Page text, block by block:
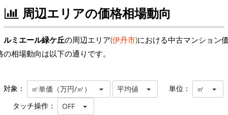
周辺エリアの価格相場動向
ルミエール緑ケ丘の周辺エリア(伊丹市)における中古マンション
の相場動向は以下の通りです。
対象： ㎡単価（万円/㎡） 平均値 単位： ㎡
タッチ操作： OFF